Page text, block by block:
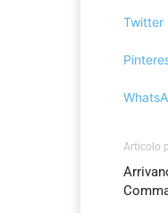
Twitter
Articolo